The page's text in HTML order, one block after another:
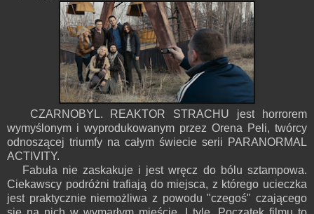
CZARNOBYL. REAKTOR STRACHU jest horrorem
wymyślonym i wyprodukowanym przez Orena Peli, twórcy
odnoszącej triumfy na całym świecie serii PARANORMAL
ACTIVITY.
Fabuła nie zaskakuje i jest wręcz do bólu sztampowa.
Ciekawscy podróżni trafiają do miejsca, z którego ucieczka
jest praktycznie niemożliwa z powodu "czegoś" czającego